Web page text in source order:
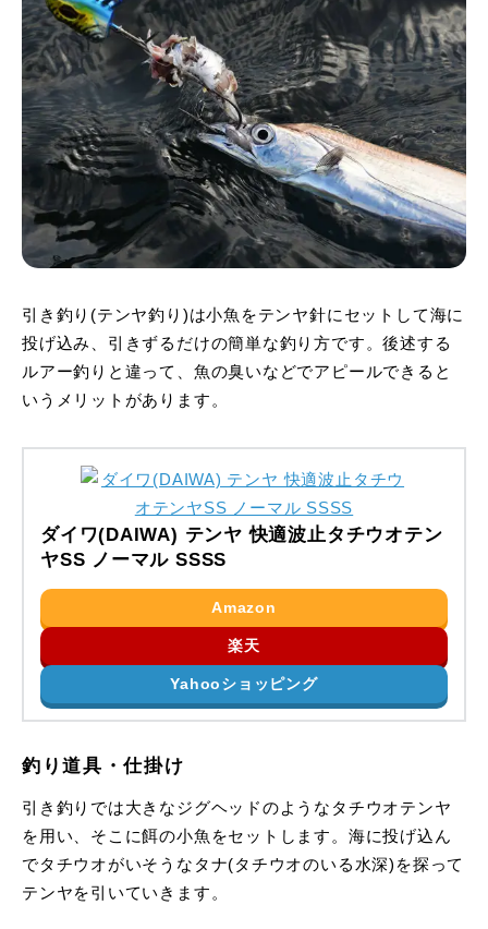
引き釣り(テンヤ釣り)は小魚をテンヤ針にセットして海に
投げ込み、引きずるだけの簡単な釣り方です。後述する
ルアー釣りと違って、魚の臭いなどでアピールできると
いうメリットがあります。
ダイワ(DAIWA) テンヤ 快適波止タチウオテン
ヤSS ノーマル SSSS
Amazon
楽天
Yahooショッピング
釣り道具・仕掛け
引き釣りでは大きなジグヘッドのようなタチウオテンヤ
を用い、そこに餌の小魚をセットします。海に投げ込ん
でタチウオがいそうなタナ(タチウオのいる水深)を探って
テンヤを引いていきます。